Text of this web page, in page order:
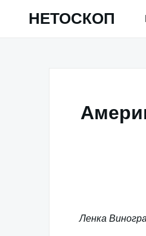
НЕТОСКОП
Ленка